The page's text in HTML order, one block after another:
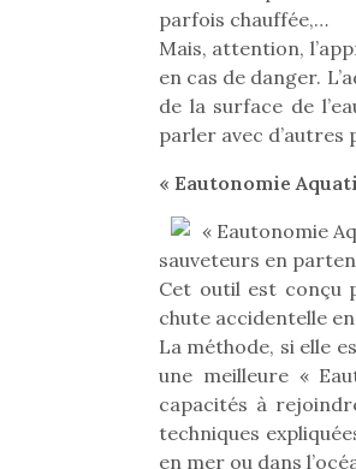
parfois chauffée,…
Mais, attention,
en cas de danger.
de la surface de
parler avec d’autres
« Eautonomie
« Eautonomie
sauveteurs en
Cet outil est conçu
chute accidentelle
La méthode, si elle
une meilleure «
capacités à
techniques
en mer ou dans